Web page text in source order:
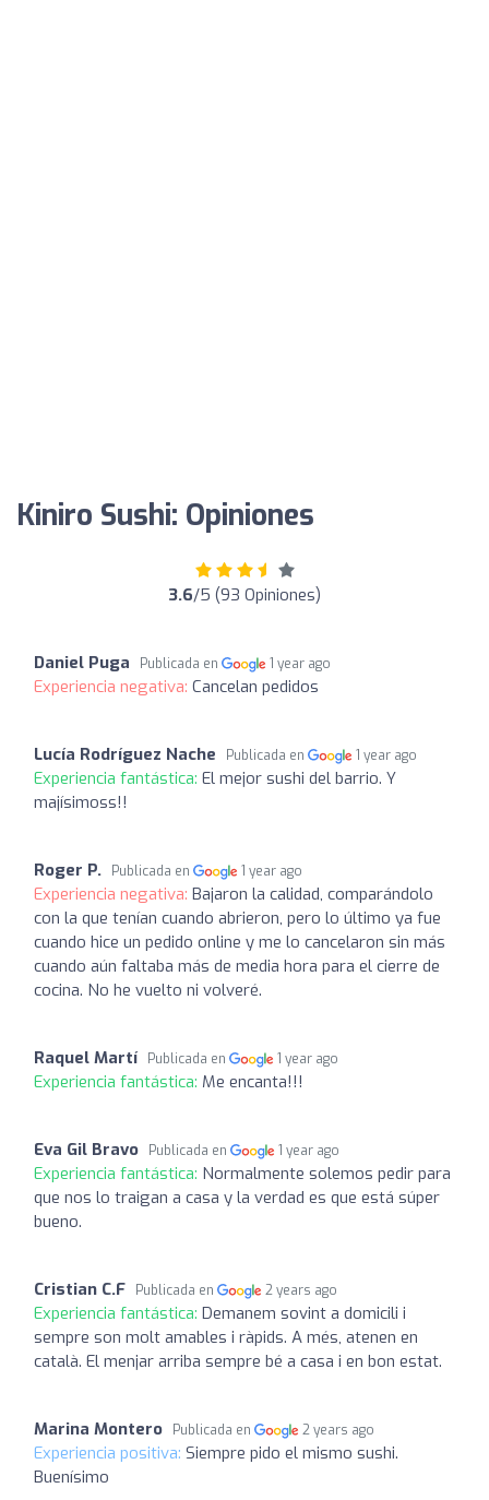
Kiniro Sushi: Opiniones
3.6/5 (93 Opiniones)
Daniel Puga Publicada en 1 year ago
Experiencia negativa: Cancelan pedidos
Lucía Rodríguez Nache Publicada en 1 year ago
Experiencia fantástica: El mejor sushi del barrio. Y
majísimoss!!
Roger P. Publicada en 1 year ago
Experiencia negativa: Bajaron la calidad, comparándolo
con la que tenían cuando abrieron, pero lo último ya fue
cuando hice un pedido online y me lo cancelaron sin más
cuando aún faltaba más de media hora para el cierre de
cocina. No he vuelto ni volveré.
Raquel Martí Publicada en 1 year ago
Experiencia fantástica: Me encanta!!!
Eva Gil Bravo Publicada en 1 year ago
Experiencia fantástica: Normalmente solemos pedir para
que nos lo traigan a casa y la verdad es que está súper
bueno.
Cristian C.F Publicada en 2 years ago
Experiencia fantástica: Demanem sovint a domicili i
sempre son molt amables i ràpids. A més, atenen en
català. El menjar arriba sempre bé a casa i en bon estat.
Marina Montero Publicada en 2 years ago
Experiencia positiva: Siempre pido el mismo sushi.
Buenísimo